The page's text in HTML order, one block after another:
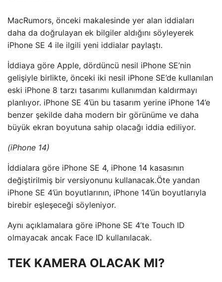
MacRumors, önceki makalesinde yer alan iddiaları
daha da doğrulayan ek bilgiler aldığını söyleyerek
iPhone SE 4 ile ilgili yeni iddialar paylaştı.
İddiaya göre Apple, dördüncü nesil iPhone SE’nin
gelişiyle birlikte, önceki iki nesil iPhone SE’de kullanılan
eski iPhone 8 tarzı tasarımı kullanımdan kaldırmayı
planlıyor. iPhone SE 4’ün bu tasarım yerine iPhone 14’e
benzer şekilde daha modern bir görünüme ve daha
büyük ekran boyutuna sahip olacağı iddia ediliyor.
(iPhone 14)
İddialara göre iPhone SE 4, iPhone 14 kasasının
değiştirilmiş bir versiyonunu kullanacak.Öte yandan
iPhone SE 4’ün boyutlarının, iPhone 14’ün boyutlarıyla
birebir eşleşeceği söyleniyor.
Aynı açıklamalara göre iPhone SE 4’te Touch ID
olmayacak ancak Face ID kullanılacak.
TEK KAMERA OLACAK MI?